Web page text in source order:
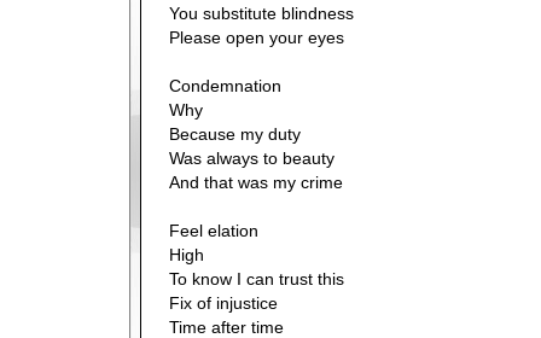
You substitute blindness
Please open your eyes
Condemnation
Why
Because my duty
Was always to beauty
And that was my crime
Feel elation
High
To know I can trust this
Fix of injustice
Time after time